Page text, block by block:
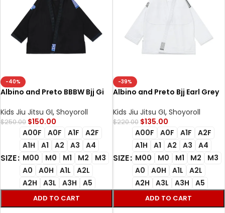
-40%
Albino and Preto BBBW Bjj Gi
with bag
Kids Jiu Jitsu GI, Shoyoroll
$250.00 $150.00
SIZE
A00F A0F A1F
A2F
A1H
A1 A2 A3
A4
M00
M0 M1 M2
M3
A0
A0H A1L
A2L
A2H
A3L A3H A5
ADD TO CART
-39%
Albino and Preto Bjj Earl Grey
(White) with Bag
Kids Jiu Jitsu GI, Shoyoroll
$220.00 $135.00
SIZE
A00F A0F A1F
A2F
A1H
A1 A2 A3
A4
M00
M0 M1 M2
M3
A0
A0H A1L
A2L
A2H
A3L A3H A5
ADD TO CART